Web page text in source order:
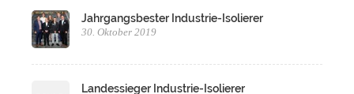
Jahrgangsbester Industrie-Isolierer
30. Oktober 2019
Landessieger Industrie-Isolierer